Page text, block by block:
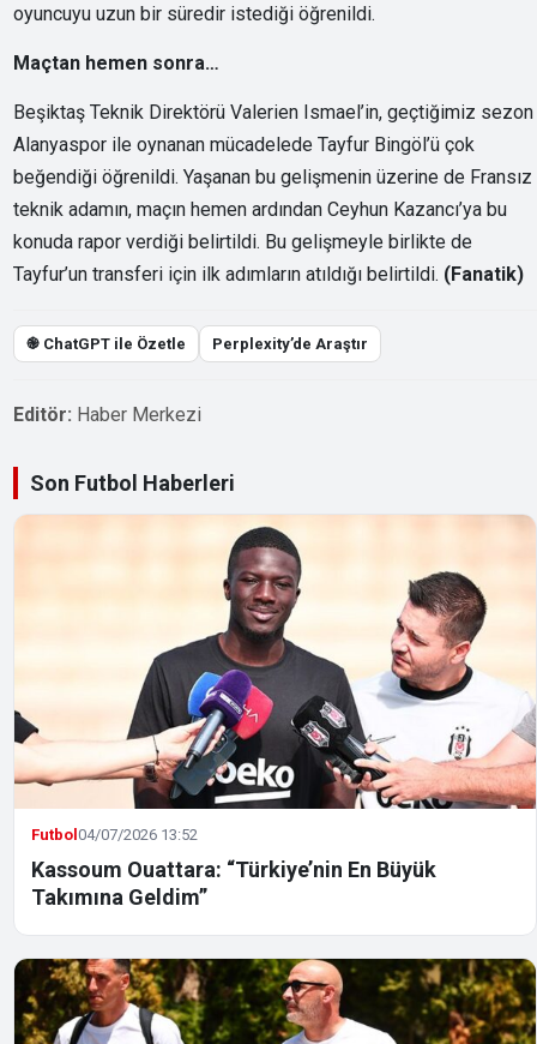
oyuncuyu uzun bir süredir istediği öğrenildi.
Maçtan hemen sonra…
Beşiktaş Teknik Direktörü Valerien Ismael’in, geçtiğimiz sezon
Alanyaspor ile oynanan mücadelede Tayfur Bingöl’ü çok
beğendiği öğrenildi. Yaşanan bu gelişmenin üzerine de Fransız
teknik adamın, maçın hemen ardından Ceyhun Kazancı’ya bu
konuda rapor verdiği belirtildi. Bu gelişmeyle birlikte de
Tayfur’un transferi için ilk adımların atıldığı belirtildi. (Fanatik)
֎ ChatGPT ile Özetle Perplexity’de Araştır
Editör: Haber Merkezi
Son Futbol Haberleri
Futbol04/07/2026 13:52
Kassoum Ouattara: “Türkiye’nin En Büyük
Takımına Geldim”